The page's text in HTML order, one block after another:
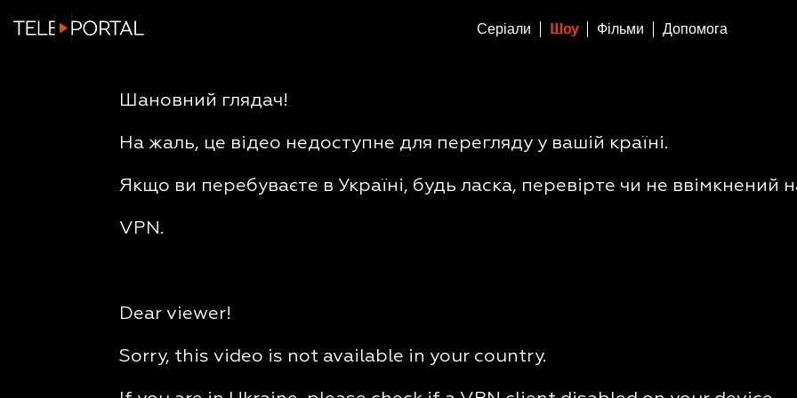
Серіали Шоу Фільми Допомога